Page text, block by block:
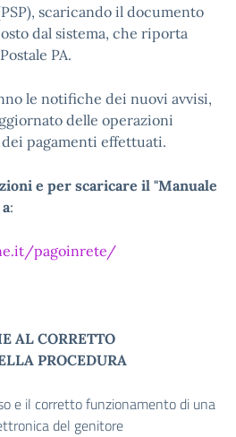
scaricando il documento
dal sistema, che riporta
PA.
le notifiche dei nuovi avvisi,
delle operazioni
pagamenti effettuati.
e per scaricare il "Manuale
:
pagoinrete/
AL CORRETTO
PROCEDURA
e il corretto funzionamento di una
del genitore